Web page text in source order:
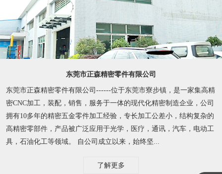
东莞市正森精密零件有限公司
东莞市正森精密零件有限公司------位于东莞市寮步镇，是一家集高精
密CNC加工，装配，销售，服务于一体的现代化精密制造企业，公司
拥有10多年的精密五金零件加工经验，专长加工公差小，结构复杂的
高精密零部件，产品被广泛应用于光学，医疗，通讯，汽车，电动工
具，石油化工等领域。 自公司成立以来，始终坚...
了解更多